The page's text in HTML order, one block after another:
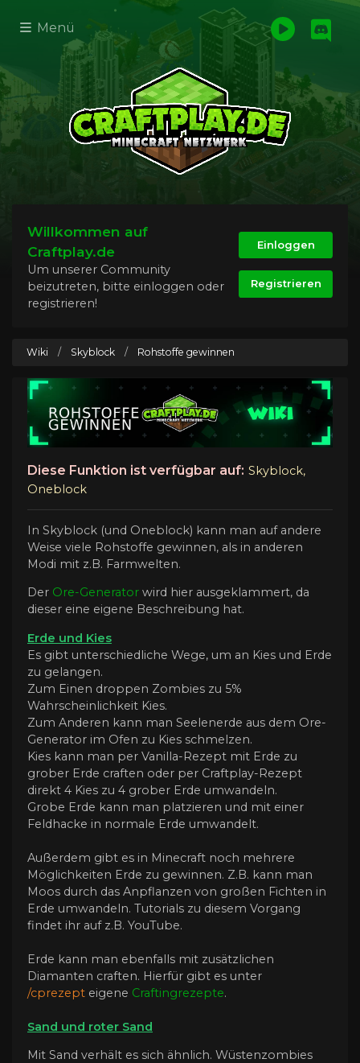
Menü
Willkommen auf
Craftplay.de
Um unserer Community
beizutreten, bitte einloggen oder
registrieren!
Einloggen
Registrieren
Wiki / Skyblock / Rohstoffe gewinnen
Diese Funktion ist verfügbar auf: Skyblock,
Oneblock
In Skyblock (und Oneblock) kann man auf andere
Weise viele Rohstoffe gewinnen, als in anderen
Modi mit z.B. Farmwelten.
Der Ore-Generator wird hier ausgeklammert, da
dieser eine eigene Beschreibung hat.
Erde und Kies
Es gibt unterschiedliche Wege, um an Kies und Erde
zu gelangen.
Zum Einen droppen Zombies zu 5%
Wahrscheinlichkeit Kies.
Zum Anderen kann man Seelenerde aus dem Ore-
Generator im Ofen zu Kies schmelzen.
Kies kann man per Vanilla-Rezept mit Erde zu
grober Erde craften oder per Craftplay-Rezept
direkt 4 Kies zu 4 grober Erde umwandeln.
Grobe Erde kann man platzieren und mit einer
Feldhacke in normale Erde umwandelt.
Außerdem gibt es in Minecraft noch mehrere
Möglichkeiten Erde zu gewinnen. Z.B. kann man
Moos durch das Anpflanzen von großen Fichten in
Erde umwandeln. Tutorials zu diesem Vorgang
findet ihr auf z.B. YouTube.
Erde kann man ebenfalls mit zusätzlichen
Diamanten craften. Hierfür gibt es unter
/cprezept eigene Craftingrezepte.
Sand und roter Sand
Mit Sand verhält es sich ähnlich. Wüstenzombies